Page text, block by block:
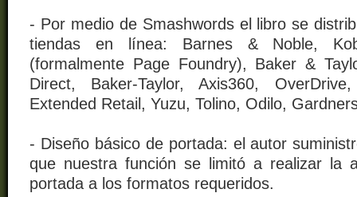
- Por medio de Smashwords el libro se
tiendas en línea: Barnes & Noble,
(formalmente Page Foundry), Baker &
Direct, Baker-Taylor, Axis360,
Extended Retail, Yuzu, Tolino, Odilo,
- Diseño básico de portada: el autor
que nuestra función se limitó a realizar la
portada a los formatos requeridos.